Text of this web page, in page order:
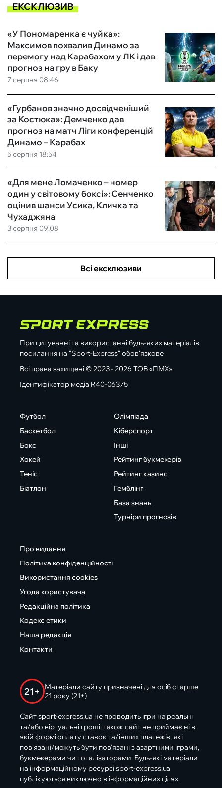
ЕКСКЛЮЗИВ
7 серпня 08:46
«У Пономаренка є чуйка»:
Максимов похвалив Динамо за
перемогу над Карабахом у ЛК і дав
прогноз на гру в Баку
5 серпня 18:54
«Гурбанов значно досвідченіший
за Костюка»: Демченко дав
прогноз на матч Ліги конференцій
Динамо – Карабах
3 серпня 09:08
«Для мене Ломаченко – номер
один у світовому боксі»: Сенченко
оцінив шанси Усика, Кличка та
Чухаджяна
Всі ексклюзиви
При цитуванні та використанні будь-яких матеріалів
посилання на "Sport-Express" обов'язкове
Всі права захищені © 2023 - 2026 ТОВ «ПМХ»
Ідентифікатор медіа R40-06375
Футбол
Баскетбол
Бокс
Хокей
Теніс
Біатлон
Олімпіада
Кіберспорт
Інші
Рейтинг букмекерів
Рейтинг казино
Гемблінг
База знань
Турніри прогнозів
Про видання
Політика конфіденційності
Використання cookies
Угода користувача
Редакційна політика
Кодекс етики
Наша редакція
Контакти
21+
Матеріали сайту призначені для осіб старше
21 року (21+)
Сайт sport-express.ua не проводить ігри на реальні
та/або віртуальні гроші, також сайт не приймає ні в
якій формі оплату ставок та/інших платежів, які
пов’язані/можуть бути пов’язані з азартними іграми,
букмекерами чи тоталізаторами. Будь-які матеріали
на інформаційному ресурсі sport-express.ua
публікуються виключно в інформаційних цілях.